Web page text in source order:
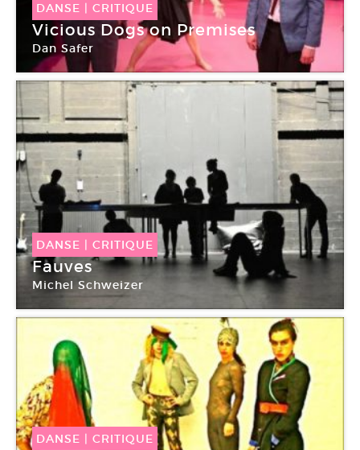
DANSE | CRITIQUE
Vicious Dogs on Premises
Dan Safer
Chaillot
DANSE CRITIQUE
Fauves
Michel Schweizer
DANSE | CRITIQUE